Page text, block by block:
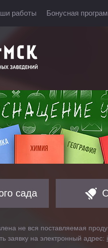
работы Бонусная
сада
не вся поставляемая
заявку на электронный адрес: